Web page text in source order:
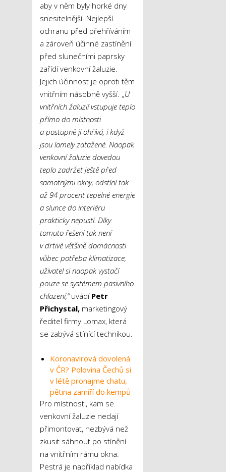
aby v něm byly horké dny
snesitelnější. Nejlepší
ochranu před přehříváním
a zároveň účinné zastínění
před slunečními paprsky
zařídí venkovní žaluzie.
Jejich účinnost je oproti těm
vnitřním násobně vyšší. „U
vnitřních žaluzií vstupuje teplo
přímo do místnosti
a postupně ji ohřívá, i když
jsou lamely zatažené. Naopak
venkovní žaluzie dovedou
teplo zadržet ještě před
samotnými okny, odstíní tak
až 94 procent tepelné energie
a slunce do interiéru
prakticky nepustí. Díky
tomuto řešení tak není
v drtivé většině domácnosti
vůbec potřeba klimatizace,
uživatel si naopak vystačí
pouze se systémem pasivního
chlazení,“uvádí Petr
Přichystal, marketingový
ředitel firmy Lomax, která
se zabývá stínící technikou.
Koronavirová dovolená
v ČR? Polovina Čechů si
v létě pronajme chatu,
pětina zamíří do kempů
Pro místnosti, kam se
venkovní žaluzie nedají
přimontovat, nezbývá než
zkusit sáhnout po stínění
na vnitřním rámu okna.
Pestrá je například nabídka